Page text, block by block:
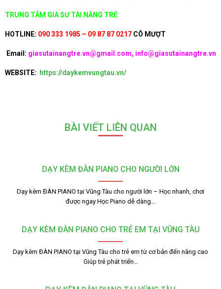
TRUNG TÂM GIA SƯ TÀI NĂNG TRẺ
HOTLINE: 090 333 1985 – 09 87 87 0217 CÔ MƯỢT
Email: giasutainangtre.vn@gmail.com, info@giasutainangtre.vn
WEBSITE: https://daykemvungtau.vn/
BÀI VIẾT LIÊN QUAN
DẠY KÈM ĐÀN PIANO CHO NGƯỜI LỚN
Dạy kèm ĐÀN PIANO tại Vũng Tàu cho người lớn – Học nhanh, chơi
được ngay Học Piano dễ dàng…
DẠY KÈM ĐÀN PIANO CHO TRẺ EM TẠI VŨNG TÀU
Dạy kèm ĐÀN PIANO tại Vũng Tàu cho trẻ em từ cơ bản đến nâng cao
Giúp trẻ phát triển…